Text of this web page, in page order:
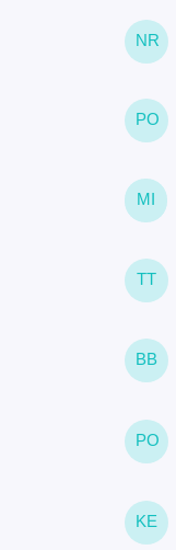
NR
PO
MI
TT
BB
PO
KE